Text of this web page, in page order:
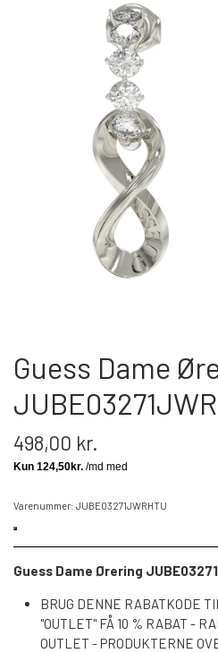
Guess Dame
498,00 kr.
Varenummer: JUBE03271JWRHTU
Guess Dame Ørering
BRUG DENNE RABATKODE
"OUTLET" FÅ 10 % RABAT -
OUTLET - PRODUKTERNE